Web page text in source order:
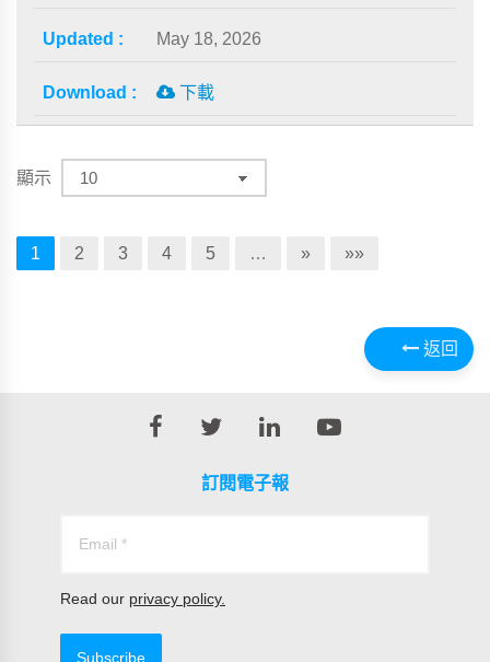
May 18, 2026
下載
顯示
1 2 3 4 5 … » »»
返回
訂閱電子報
Read our privacy policy.
Subscribe